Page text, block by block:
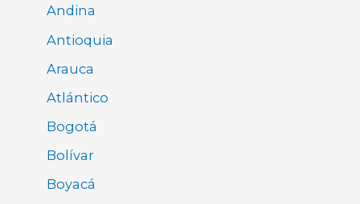
Andina
Antioquia
Arauca
Atlántico
Bogotá
Bolívar
Boyacá